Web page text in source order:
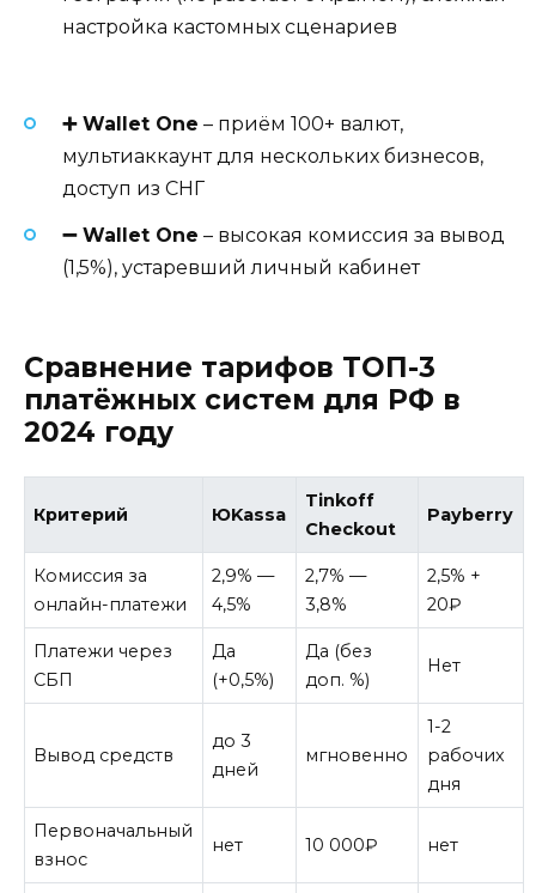
настройка кастомных сценариев
➕ Wallet One – приём 100+ валют,
мультиаккаунт для нескольких бизнесов,
доступ из СНГ
➖ Wallet One – высокая комиссия за вывод
(1,5%), устаревший личный кабинет
Сравнение тарифов ТОП-3
платёжных систем для РФ в
2024 году
Критерий ЮKassa
Tinkoff
Checkout
Payberry
Комиссия за
онлайн-платежи
2,9% —
4,5%
2,7% —
3,8%
2,5% +
20₽
Платежи через
СБП
Да
(+0,5%)
Да (без
доп. %)
Нет
Вывод средств
до 3
дней
мгновенно
1-2
рабочих
дня
Первоначальный
взнос
нет 10 000₽ нет